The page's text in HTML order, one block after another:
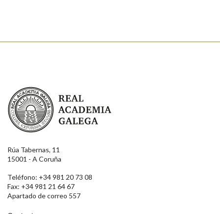
Real Academia Galega
Rúa Tabernas, 11
15001 - A Coruña
Teléfono: +34 981 20 73 08
Fax: +34 981 21 64 67
Apartado de correo 557